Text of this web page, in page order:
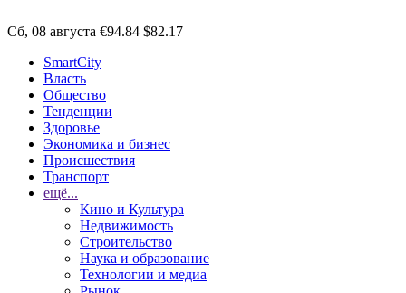
Сб, 08 августа €94.84 $82.17
SmartCity
Власть
Общество
Тенденции
Здоровье
Экономика и бизнес
Происшествия
Транспорт
ещё...
Кино и Культура
Недвижимость
Строительство
Наука и образование
Технологии и медиа